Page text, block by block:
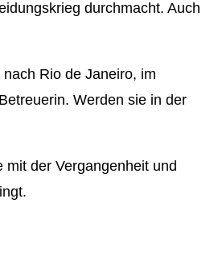
durchmacht. Auch
Rio de Janeiro, im
Werden sie in der
der Vergangenheit und